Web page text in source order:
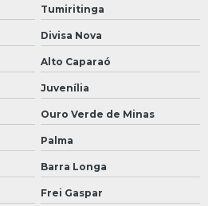
Tumiritinga
Divisa Nova
Alto Caparaó
Juvenília
Ouro Verde de Minas
Palma
Barra Longa
Frei Gaspar